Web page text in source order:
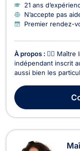
21 ans
N’accepte pas
Premier rendez-
À propos : 👨‍⚖️ Maître
indépendant inscrit
aussi bien les
plusieurs branches
Droit des sociétés–